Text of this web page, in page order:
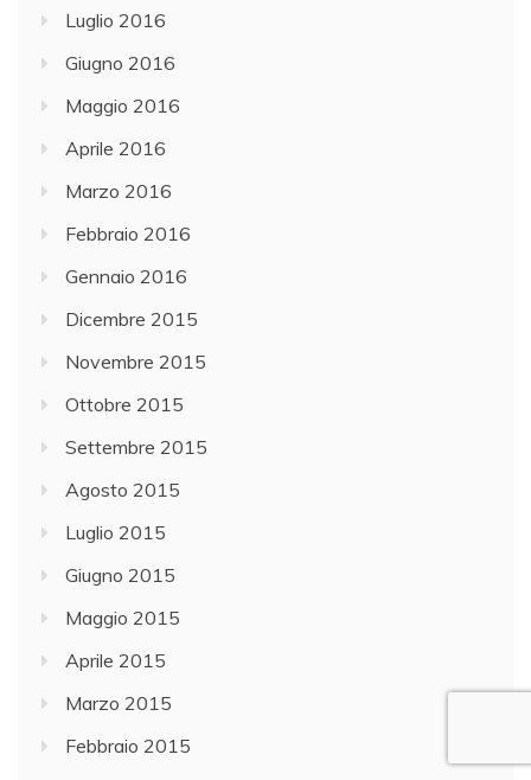
Luglio 2016
Giugno 2016
Maggio 2016
Aprile 2016
Marzo 2016
Febbraio 2016
Gennaio 2016
Dicembre 2015
Novembre 2015
Ottobre 2015
Settembre 2015
Agosto 2015
Luglio 2015
Giugno 2015
Maggio 2015
Aprile 2015
Marzo 2015
Febbraio 2015